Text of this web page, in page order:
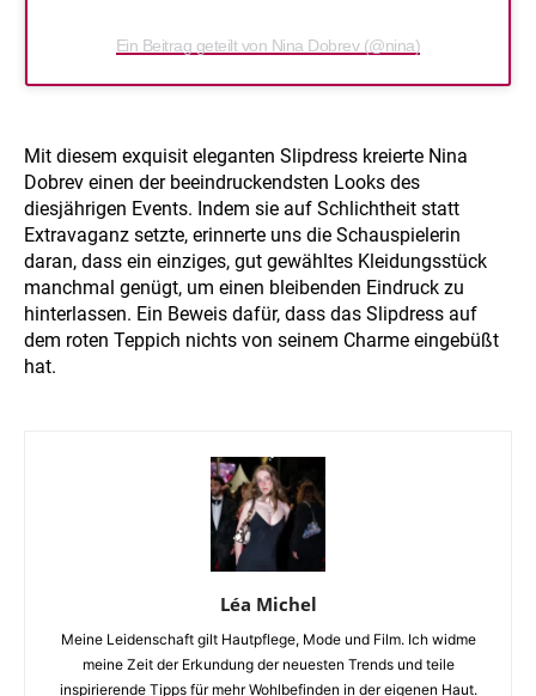
Ein Beitrag geteilt von Nina Dobrev (@nina)
Mit diesem exquisit eleganten Slipdress kreierte Nina
Dobrev einen der beeindruckendsten Looks des
diesjährigen Events. Indem sie auf Schlichtheit statt
Extravaganz setzte, erinnerte uns die Schauspielerin
daran, dass ein einziges, gut gewähltes Kleidungsstück
manchmal genügt, um einen bleibenden Eindruck zu
hinterlassen. Ein Beweis dafür, dass das Slipdress auf
dem roten Teppich nichts von seinem Charme eingebüßt
hat.
Léa Michel
Meine Leidenschaft gilt Hautpflege, Mode und Film. Ich widme
meine Zeit der Erkundung der neuesten Trends und teile
inspirierende Tipps für mehr Wohlbefinden in der eigenen Haut.